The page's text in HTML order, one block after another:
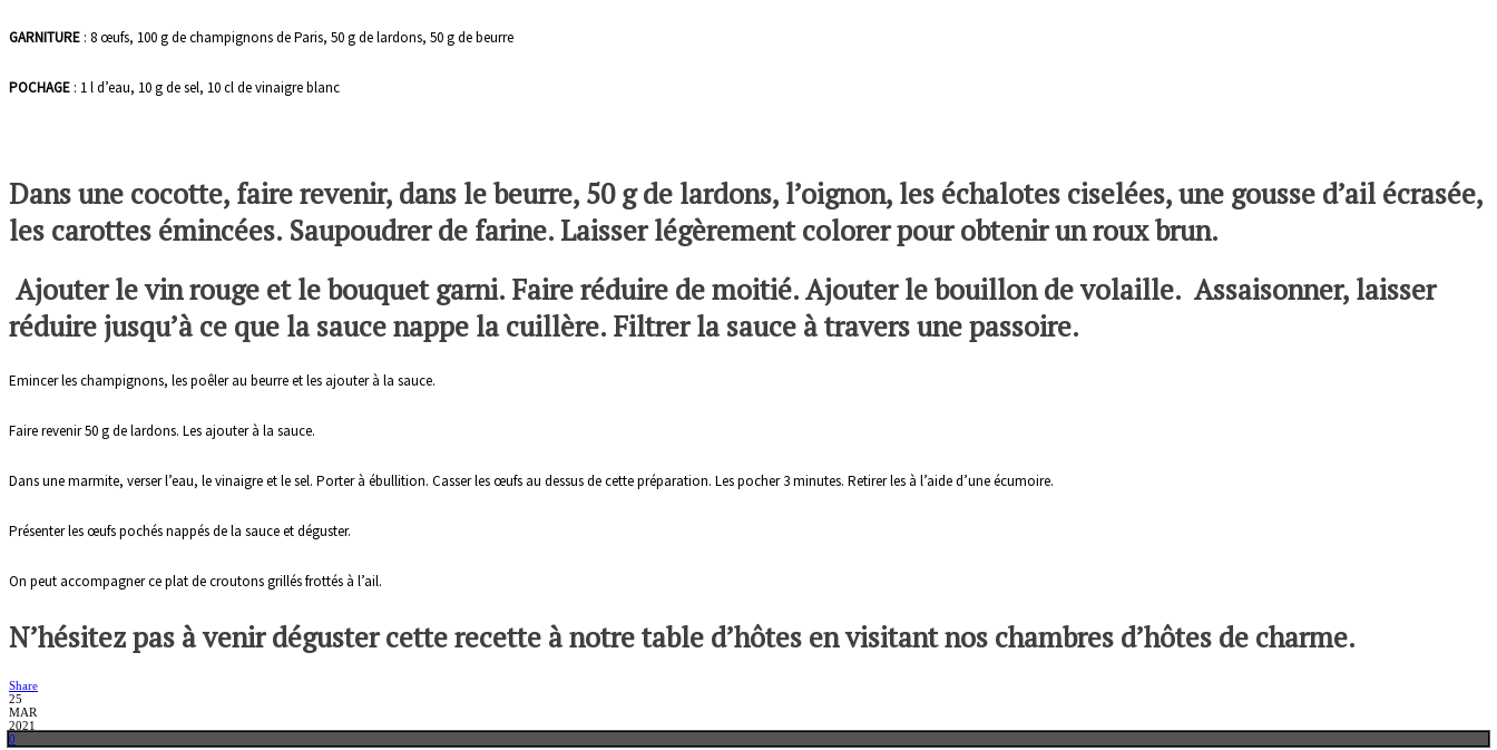
GARNITURE : 8 œufs, 100 g de champignons de Paris, 50 g de lardons, 50 g de beurre
POCHAGE : 1 l d’eau, 10 g de sel, 10 cl de vinaigre blanc
Dans une cocotte, faire revenir, dans le beurre, 50 g de lardons, l’oignon, les échalotes ciselées, une gousse d’ail écrasée,
les carottes émincées. Saupoudrer de farine. Laisser légèrement colorer pour obtenir un roux brun.
Ajouter le vin rouge et le bouquet garni. Faire réduire de moitié. Ajouter le bouillon de volaille. Assaisonner, laisser
réduire jusqu’à ce que la sauce nappe la cuillère. Filtrer la sauce à travers une passoire.
Emincer les champignons, les poêler au beurre et les ajouter à la sauce.
Faire revenir 50 g de lardons. Les ajouter à la sauce.
Dans une marmite, verser l’eau, le vinaigre et le sel. Porter à ébullition. Casser les œufs au dessus de cette préparation. Les pocher 3 minutes. Retirer les à l’aide d’une écumoire.
Présenter les œufs pochés nappés de la sauce et déguster.
On peut accompagner ce plat de croutons grillés frottés à l’ail.
N’hésitez pas à venir déguster cette recette à notre table d’hôtes en visitant nos chambres d’hôtes de charme.
Share
25
MAR
2021
0